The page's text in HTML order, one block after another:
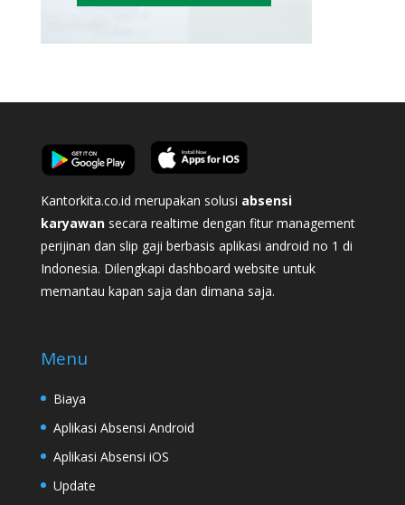
Kantorkita.co.id merupakan solusi absensi
karyawan secara realtime dengan fitur management
perijinan dan slip gaji berbasis aplikasi android no 1 di
Indonesia. Dilengkapi dashboard website untuk
memantau kapan saja dan dimana saja.
Menu
Biaya
Aplikasi Absensi Android
Aplikasi Absensi iOS
Update